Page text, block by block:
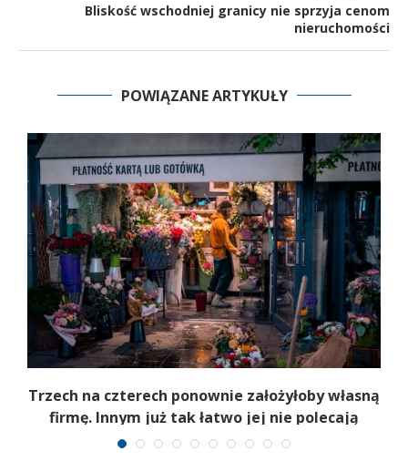
Bliskość wschodniej granicy nie sprzyja cenom
nieruchomości
POWIĄZANE ARTYKUŁY
Trzech na czterech ponownie założyłoby własną
firmę. Innym już tak łatwo jej nie polecają